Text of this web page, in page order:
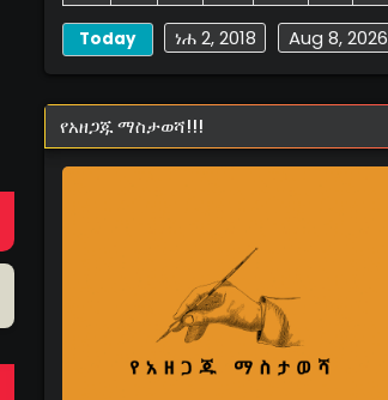
Aug 8, 2026
ነሐ 2, 2018
Today
የአዘጋጁ ማስታወሻ!!!